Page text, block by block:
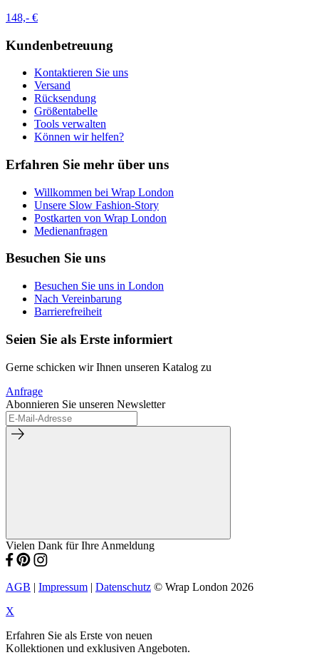
148,- €
Kundenbetreuung
Kontaktieren Sie uns
Versand
Rücksendung
Größentabelle
Tools verwalten
Können wir helfen?
Erfahren Sie mehr über uns
Willkommen bei Wrap London
Unsere Slow Fashion-Story
Postkarten von Wrap London
Medienanfragen
Besuchen Sie uns
Besuchen Sie uns in London
Nach Vereinbarung
Barrierefreiheit
Seien Sie als Erste informiert
Gerne schicken wir Ihnen unseren Katalog zu
Anfrage
Abonnieren Sie unseren Newsletter
Vielen Dank für Ihre Anmeldung
AGB | Impressum | Datenschutz © Wrap London 2026
X
Erfahren Sie als Erste von neuen
Kollektionen und exklusiven Angeboten.